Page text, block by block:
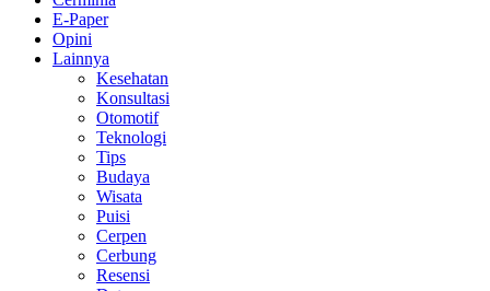
E-Paper
Opini
Lainnya
Kesehatan
Konsultasi
Otomotif
Teknologi
Tips
Budaya
Wisata
Puisi
Cerpen
Cerbung
Resensi